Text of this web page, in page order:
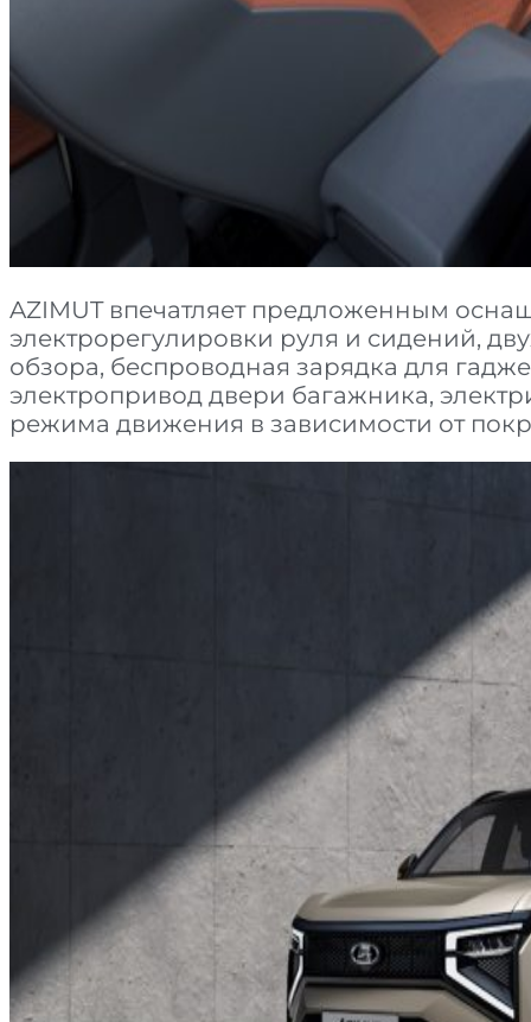
AZIMUT впечатляет предложенным
электрорегулировки руля и сидений,
обзора, беспроводная зарядка для
электропривод двери багажника,
режима движения в зависимости от